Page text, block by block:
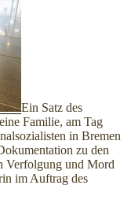
Ein Satz des
Familie, am Tag
in Bremen
zu den
Verfolgung und Mord
im Auftrag des